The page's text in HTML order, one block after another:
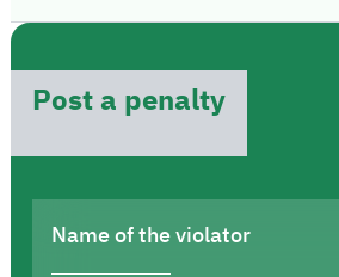
Post a penalty
Name of the violator